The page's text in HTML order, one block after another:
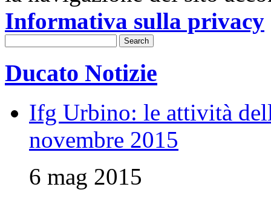
Informativa sulla privacy
Ducato Notizie
Ifg Urbino: le attività
novembre 2015
6 mag 2015